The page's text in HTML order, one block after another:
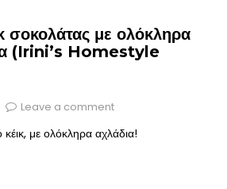
σοκολάτας με ολόκληρα
(Irini’s Homestyle
Leave a comment
κέικ, με ολόκληρα αχλάδια!